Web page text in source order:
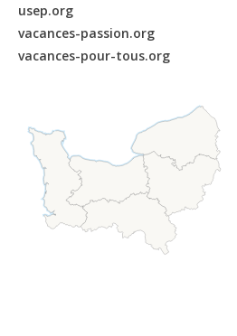
usep.org
vacances-passion.org
vacances-pour-tous.org